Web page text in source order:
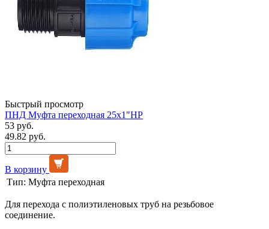
Быстрый просмотр
ПНД Муфта переходная 25х1"НР
53 руб.
49.82 руб.
В корзину
Тип: Муфта переходная
Для перехода с полиэтиленовых труб на резьбовое
соединение.